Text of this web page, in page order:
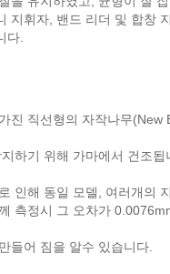
지휘자, 밴드 리더 및 합창
다.
진 직선형의 자작나무(New
하기 위해 가마에서 건조됩
인해 동일 모델, 여러개의
측정시 그 오차가
들어 짐을 알수 있습니다.